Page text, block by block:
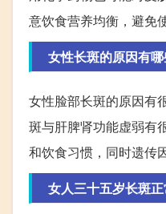
意饮食营养均衡，避免
女性长斑的原因有
女性脸部长斑的原因有
斑与肝脾肾功能虚弱有
和饮食习惯，同时遗传
女人三十五岁长斑